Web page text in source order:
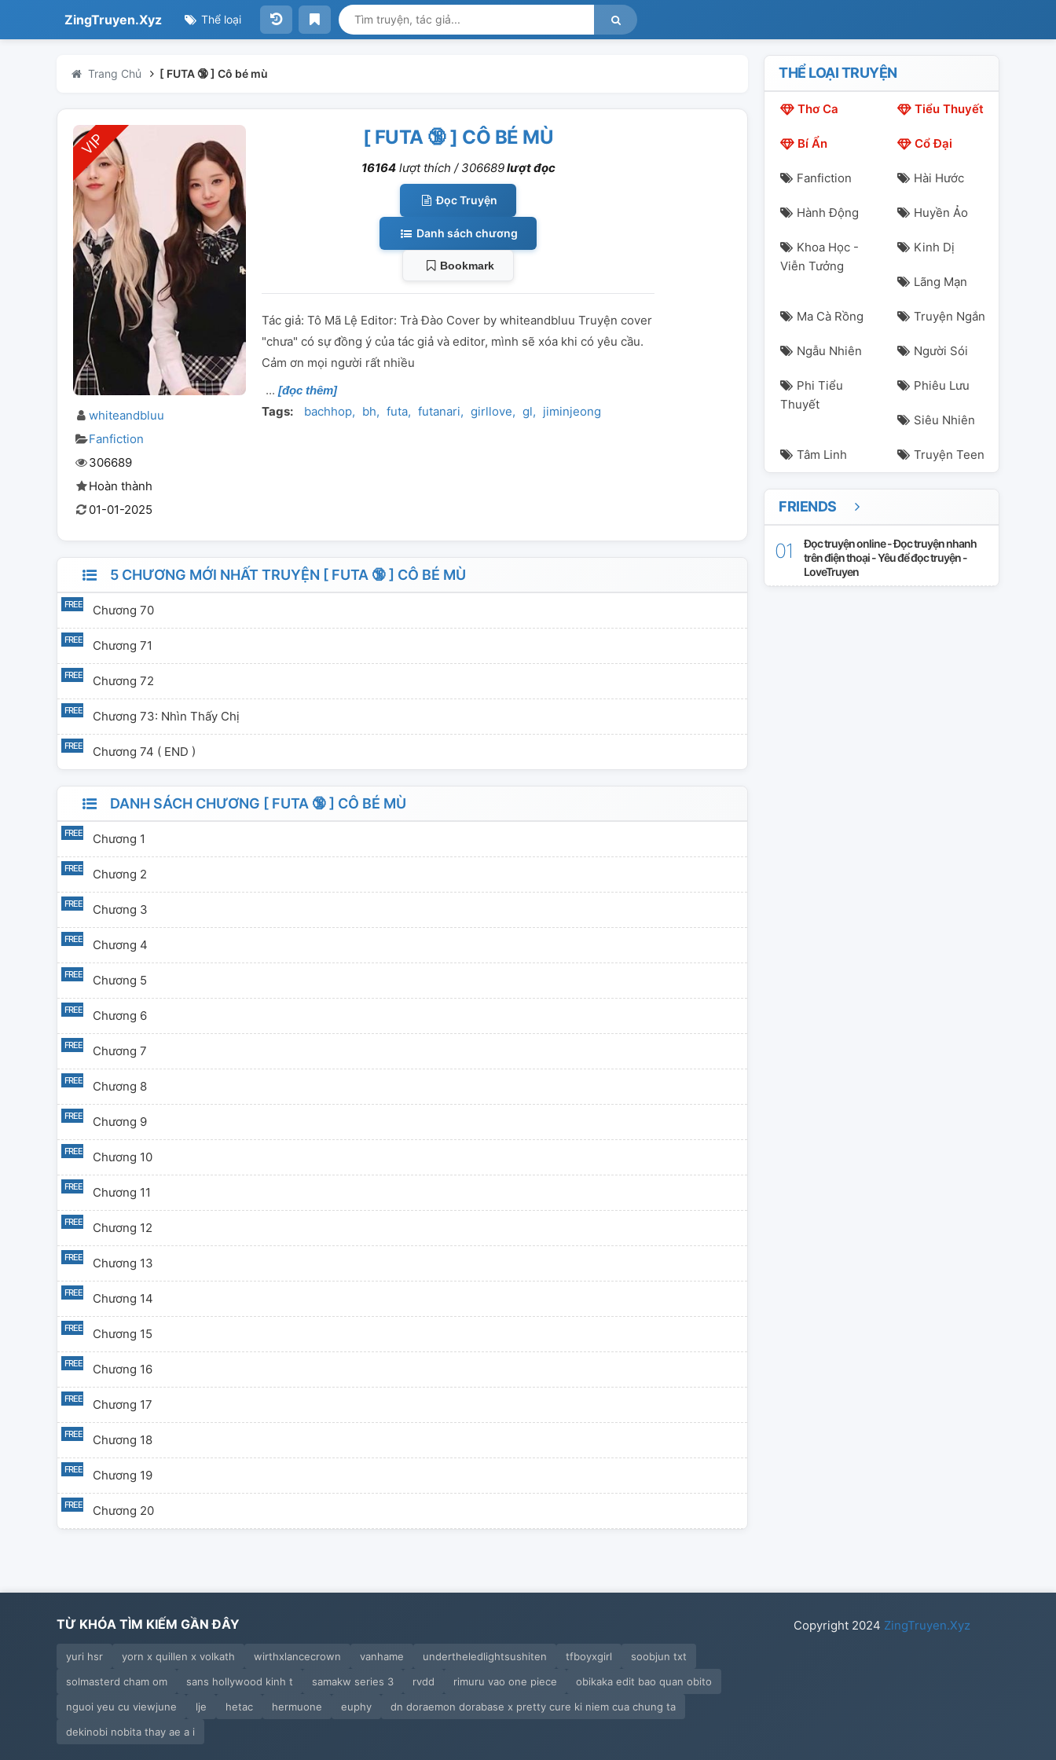
ZingTruyen.Xyz Thể loại
Trang Chủ [ FUTA 🔞 ] Cô bé mù
whiteandbluu
Fanfiction
306689
Hoàn thành
01-01-2025
[ FUTA 🔞 ] CÔ BÉ MÙ
16164lượt thích / 306689lượt đọc
Đọc Truyện
Danh sách chương
Bookmark
Tác giả: Tô Mã Lệ Editor: Trà Đào Cover by whiteandbluu Truyện cover
"chưa" có sự đồng ý của tác giả và editor, mình sẽ xóa khi có yêu cầu.
Cảm ơn mọi người rất nhiều
[đọc thêm]
Tags: bachhop bh futa futanari girllove gl jiminjeong
5 CHƯƠNG MỚI NHẤT TRUYỆN [ FUTA 🔞 ] CÔ BÉ MÙ
Chương 70
Chương 71
Chương 72
Chương 73: Nhìn Thấy Chị
Chương 74 ( END )
DANH SÁCH CHƯƠNG [ FUTA 🔞 ] CÔ BÉ MÙ
Chương 1
Chương 2
Chương 3
Chương 4
Chương 5
Chương 6
Chương 7
Chương 8
Chương 9
Chương 10
Chương 11
Chương 12
Chương 13
Chương 14
Chương 15
Chương 16
Chương 17
Chương 18
Chương 19
Chương 20
Chương 23
Chương 24
Chương 25
THỂ LOẠI TRUYỆN
Thơ Ca Tiểu Thuyết
Bí Ẩn Cổ Đại
Fanfiction Hài Hước
Hành Động Huyền Ảo
Khoa Học -
Viễn Tưởng
Kinh Dị
Lãng Mạn
Ma Cà Rồng Truyện Ngắn
Ngẫu Nhiên Người Sói
Phi Tiểu
Thuyết
Phiêu Lưu
Siêu Nhiên
Tâm Linh Truyện Teen
FRIENDS
Đọc truyện online - Đọc truyện nhanh
trên điện thoại - Yêu để đọc truyện -
LoveTruyen
TỪ KHÓA TÌM KIẾM GẦN ĐÂY
yuri hsr yorn x quillen x volkath wirthxlancecrown vanhame undertheledlightsushiten tfboyxgirl
soobjun txt
solmasterd cham om
sans hollywood kinh t samakw series 3 rvdd rimuru vao one piece
obikaka edit bao quan obito
nguoi yeu cu viewjune
lje hetac hermuone euphy
dn doraemon dorabase x pretty cure ki niem cua chung ta
dekinobi nobita thay ae a i
Copyright 2024 ZingTruyen.Xyz